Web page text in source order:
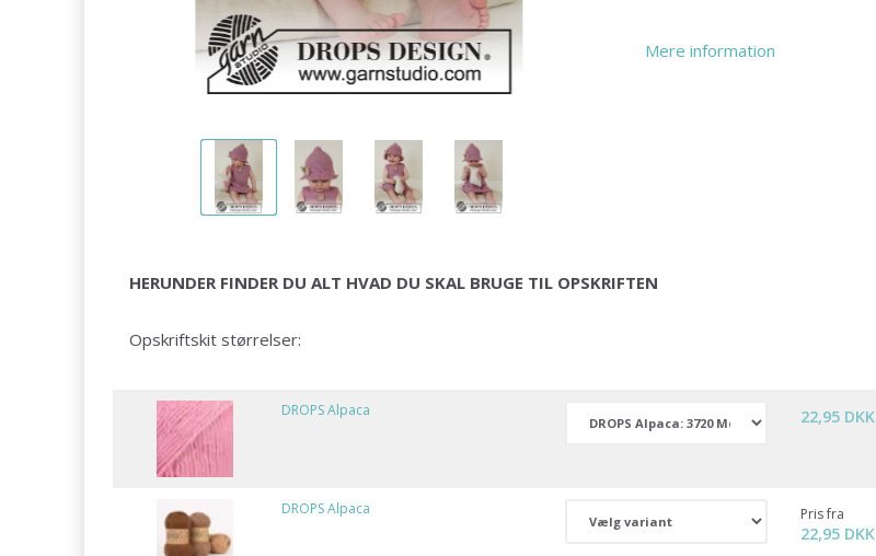
Mere information
HERUNDER FINDER DU ALT HVAD DU SKAL BRUGE TIL OPSKRIFTEN
Opskriftskit størrelser:
DROPS Alpaca 22,95 DKK
DROPS Alpaca Pris fra
22,95 DKK